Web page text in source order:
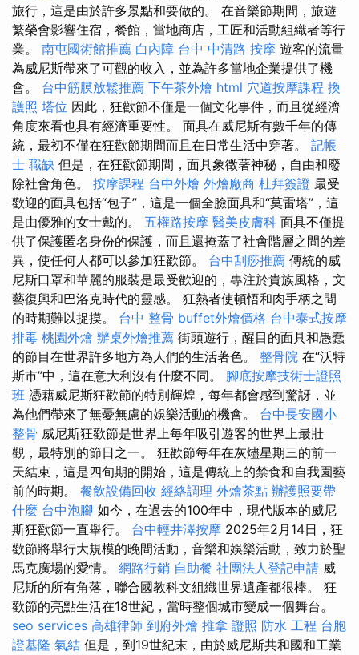
旅行，這是由於許多景點和要做的。 在音樂節期間，旅遊
繁榮會影響住宿，餐館，當地商店，工匠和活動組織者等行
業。 南屯國術館推薦 白內障 台中 中清路 按摩 遊客的流量
為威尼斯帶來了可觀的收入，並為許多當地企業提供了機
會。 台中筋膜放鬆推薦 下午茶外燴 html 穴道按摩課程 換
護照 塔位 因此，狂歡節不僅是一個文化事件，而且從經濟
角度來看也具有經濟重要性。 面具在威尼斯有數千年的傳
統，最初不僅在狂歡節期間而且在日常生活中穿著。 記帳
士 職缺 但是，在狂歡節期間，面具象徵著神秘，自由和廢
除社會角色。 按摩課程 台中外燴 外燴廠商 杜拜簽證 最受
歡迎的面具包括“包子”，這是一個全臉面具和“莫雷塔”，這
是由優雅的女士戴的。 五權路按摩 醫美皮膚科 面具不僅提
供了保護匿名身份的保護，而且還掩蓋了社會階層之間的差
異，使任何人都可以參加狂歡節。 台中刮痧推薦 傳統的威
尼斯口罩和華麗的服裝是最受歡迎的，專注於貴族風格，文
藝復興和巴洛克時代的靈感。 狂熱者使頓悟和肉手柄之間
的時期難以捉摸。 台中 整骨 buffet外燴價格 台中泰式按摩
排毒 桃園外燴 辦桌外燴推薦 街頭遊行，醒目的面具和愚蠢
的節目在世界許多地方為人們的生活著色。 整骨院 在“沃特
斯市”中，這在意大利沒有什麼不同。 腳底按摩技術士證照
班 憑藉威尼斯狂歡節的特別輝煌，每年都會感到驚訝，並
為他們帶來了無憂無慮的娛樂活動的機會。 台中長安國小
整骨 威尼斯狂歡節是世界上每年吸引遊客的世界上最壯
觀，最特別的節日之一。 狂歡節每年在灰燼星期三的前一
天結束，這是四旬期的開始，這是傳統上的禁食和自我園藝
前的時期。 餐飲設備回收 經絡調理 外燴茶點 辦護照要帶
什麼 台中泡腳 如今，在過去的100年中，現代版本的威尼
斯狂歡節一直舉行。 台中輕井澤按摩 2025年2月14日，狂
歡節將舉行大規模的晚間活動，音樂和娛樂活動，致力於聖
馬克廣場的愛情。 網路行銷 自助餐 社團法人登記申請 威
尼斯的所有角落，聯合國教科文組織世界遺產都很棒。 狂
歡節的亮點生活在18世紀，當時整個城市變成一個舞台。
seo services 高雄律師 到府外燴 推拿 證照 防水 工程 台胞
證基隆 氣結 但是，到19世紀末，由於威尼斯共和國和工業